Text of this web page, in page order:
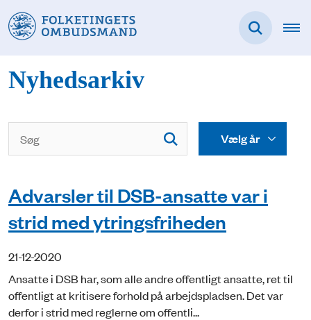
Nyhedsarkiv
Advarsler til DSB-ansatte var i
strid med ytringsfriheden
21-12-2020
Ansatte i DSB har, som alle andre offentligt ansatte, ret til
offentligt at kritisere forhold på arbejdspladsen. Det var
derfor i strid med reglerne om offentli...